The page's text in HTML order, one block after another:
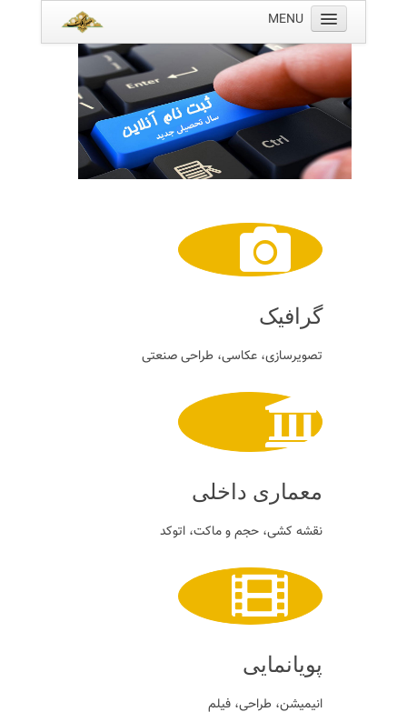
MENU
تماس با ما
ثبت نام
کتابخانه
خانه
گرافیک
تصویرسازی، عکاسی، طراحی صنعتی
معماری داخلی
نقشه کشی، حجم و ماکت، اتوکد
پویانمایی
انیمیشن، طراحی، فیلم